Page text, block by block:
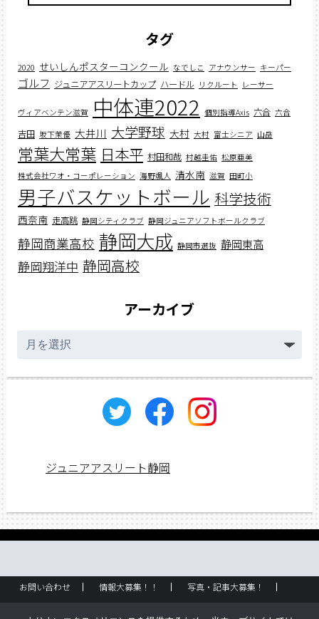
タグ
2020 せいしんポスターコンクール なでしこ アナウンサー キーパー
ゴルフ ジュニアアスリートカップ ハードル リクルート レーサー
ヴィアベンテン滋賀 中体連2022 個別指導Axis 六合 六合
吉田 坂下茉優 大井川 大学野球 大村 大村 富士シニア 山岳
常葉大常葉 日本平 村田和哉 村越圭佑 松原亜美
株式会社ワオ・コーポレーション 海野颯人 清水南 滋賀 田町小
男子バスケットボール 科学技術
西奈南 走高跳 静岡シティクラブ 静岡ジュニアソフトボールクラブ
静岡商業高校 静岡大成 静岡市選抜 静岡東高
静岡翔洋中 静岡高校
アーカイブ
ー
ジュニアアスリート静岡
お問い合わせ 情報大募集！！
写真・記事大募集！